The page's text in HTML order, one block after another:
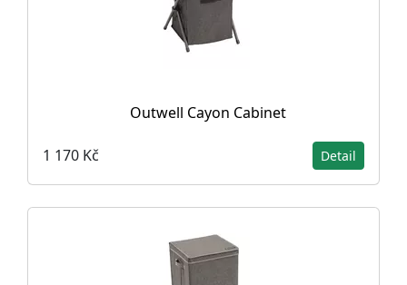
Outwell Cayon Cabinet
1 170 Kč Detail